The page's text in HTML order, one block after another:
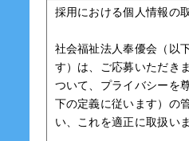
採用における個人情報の
社会福祉法人奉優会（以
す）は、ご応募いただき
ついて、プライバシーを
下の定義に従います）の
い、これを適正に取扱いま